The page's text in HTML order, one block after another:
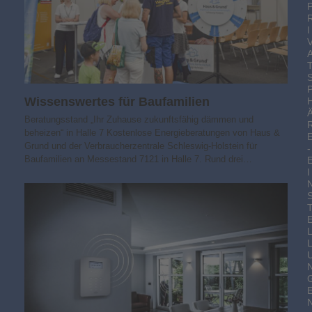
Wissens­wertes für Baufamilien
Beratungsstand „Ihr Zuhause zukunfts­fähig dämmen und
beheizen“ in Halle 7 Kostenlose Energieberatungen von Haus &
Grund und der Verbraucherzentrale Schleswig-Holstein für
Baufamilien an Messestand 7121 in Halle 7. Rund drei…
I
-
I
L
L